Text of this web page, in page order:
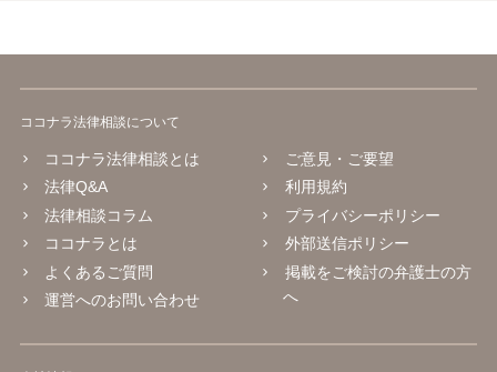
ココナラ法律相談について
ココナラ法律相談とは
法律Q&A
法律相談コラム
ココナラとは
よくあるご質問
運営へのお問い合わせ
ご意見・ご要望
利用規約
プライバシーポリシー
外部送信ポリシー
掲載をご検討の弁護士の方
へ